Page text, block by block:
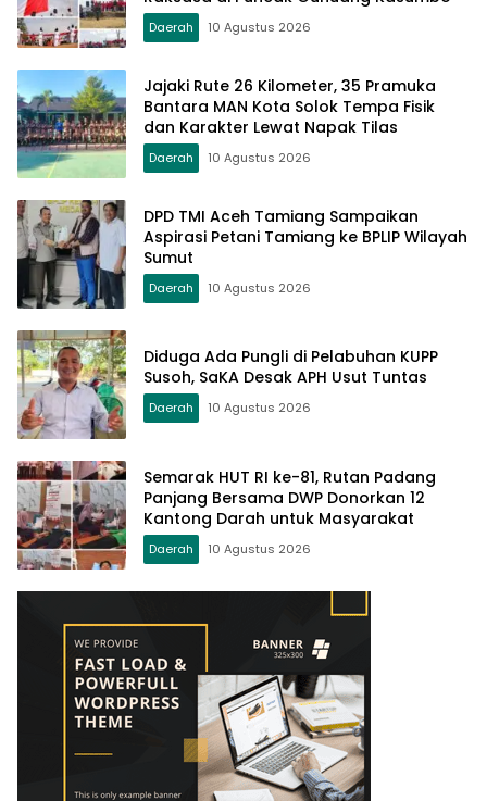
Daerah 10 Agustus 2026
Jajaki Rute 26 Kilometer, 35 Pramuka
Bantara MAN Kota Solok Tempa Fisik
dan Karakter Lewat Napak Tilas
Daerah 10 Agustus 2026
DPD TMI Aceh Tamiang Sampaikan
Aspirasi Petani Tamiang ke BPLIP Wilayah
Sumut
Daerah 10 Agustus 2026
Diduga Ada Pungli di Pelabuhan KUPP
Susoh, SaKA Desak APH Usut Tuntas
Daerah 10 Agustus 2026
Semarak HUT RI ke-81, Rutan Padang
Panjang Bersama DWP Donorkan 12
Kantong Darah untuk Masyarakat
Daerah 10 Agustus 2026